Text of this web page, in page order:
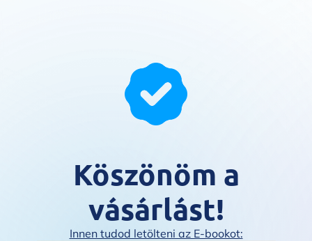
Köszönöm a
vásárlást!
Innen tudod letölteni az E-bookot: